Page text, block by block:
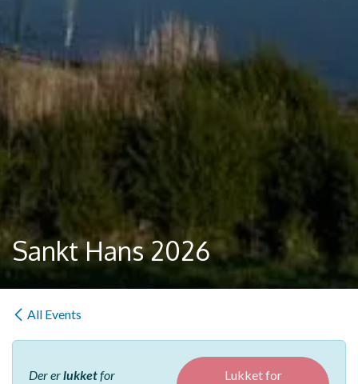
Sankt Hans 2026
All Events
Der erlukketfor
Lukket for